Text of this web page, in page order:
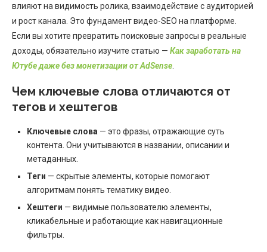
влияют на видимость ролика, взаимодействие с аудиторией
и рост канала. Это фундамент видео-SEO на платформе.
Если вы хотите превратить поисковые запросы в реальные
доходы, обязательно изучите статью — Как заработать на
Ютубе даже без монетизации от AdSense
Чем ключевые слова отличаются от
тегов и хештегов
Ключевые слова — это фразы, отражающие суть
контента. Они учитываются в названии, описании и
метаданных.
Теги — скрытые элементы, которые помогают
алгоритмам понять тематику видео.
Хештеги — видимые пользователю элементы,
кликабельные и работающие как навигационные
фильтры.